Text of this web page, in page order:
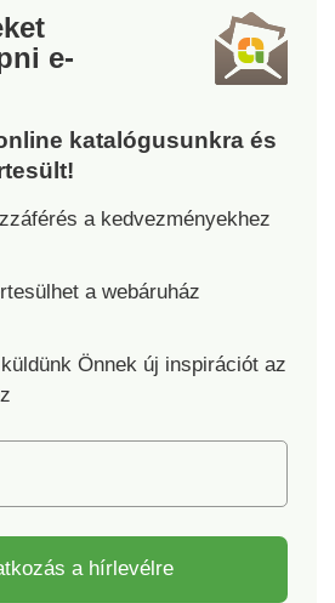
e-
katalógusunkra és
a kedvezményekhez
a webáruház
Önnek új inspirációt az
a hírlevélre